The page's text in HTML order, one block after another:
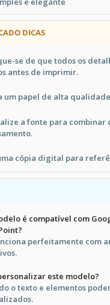
DICAS
se de que todos os
antes de imprimir.
um papel de alta
a fonte para combinar
cópia digital para
é compatível com
perfeitamente com
este modelo?
o texto e elementos